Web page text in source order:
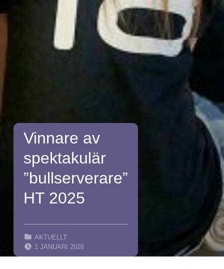
Vinnare av
spektakulär
”bullserverare”
HT 2025
CATEGORIZED IN:
AKTUELLT
1 JANUARI 2026